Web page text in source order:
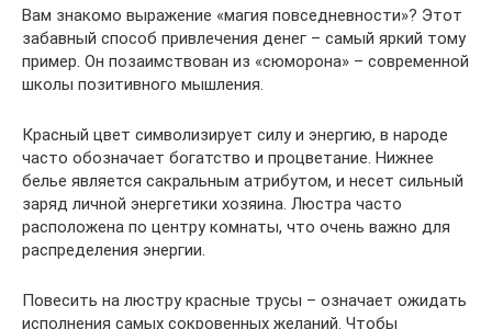
Вам знакомо выражение «магия повседневности»? Этот
забавный способ привлечения денег – самый яркий тому
пример. Он позаимствован из «сюморона» – современной
школы позитивного мышления.
Красный цвет символизирует силу и энергию, в народе
часто обозначает богатство и процветание. Нижнее
белье является сакральным атрибутом, и несет сильный
заряд личной энергетики хозяина. Люстра часто
расположена по центру комнаты, что очень важно для
распределения энергии.
Повесить на люстру красные трусы – означает ожидать
исполнения самых сокровенных желаний. Чтобы